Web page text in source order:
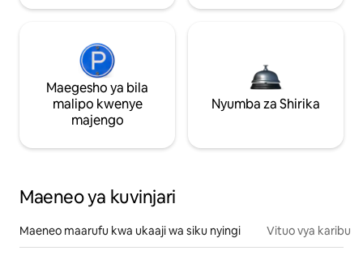
Maegesho ya bila
malipo kwenye
majengo
Nyumba za Shirika
Maeneo ya kuvinjari
Maeneo maarufu kwa ukaaji wa siku nyingi Vituo vya karibu